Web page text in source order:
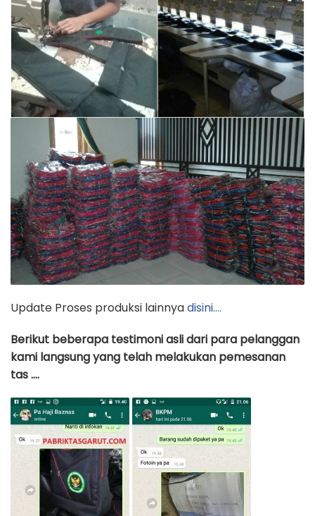
Update Proses produksi lainnyadisini….
Berikut beberapa testimoni asli dari para pelanggan
kami langsung yang telah melakukan pemesanan
tas ….